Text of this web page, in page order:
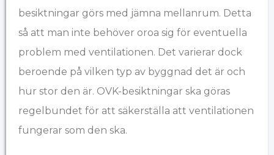
besiktningar görs med jämna mellanrum. Detta
så att man inte behöver oroa sig för eventuella
problem med ventilationen. Det varierar dock
beroende på vilken typ av byggnad det är och
hur stor den är. OVK-besiktningar ska göras
regelbundet för att säkerställa att ventilationen
fungerar som den ska.